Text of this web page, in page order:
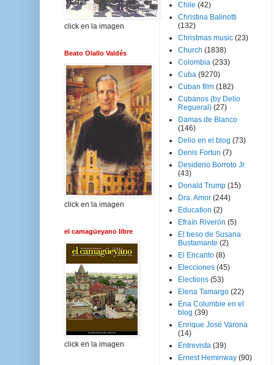
click en la imagen
Beato Olallo Valdés
click en la imagen
el camagüeyano libre
click en la imagen
Chile (42)
Christina Balinotti
(132)
Christmas music (23)
Church (1838)
Colombia (233)
Cuba (9270)
Cuban film (182)
Cubanos (by Delio
Regueral) (27)
Damas de Blanco
(146)
Delio en el blog (73)
Denis Fortun (7)
Desiderio Borroto Jr.
(43)
Donald Trump (15)
Dra. Amor (244)
Education (2)
Efraín Riverón (5)
El beso de Susana
Bustamante (2)
El Encanto (8)
Elecciones (45)
Elections (53)
Elena Tamargo (22)
Ena Columbie en el
blog (39)
Enrique José Varona
(14)
Entrevista (39)
Ernest Heminway (90)